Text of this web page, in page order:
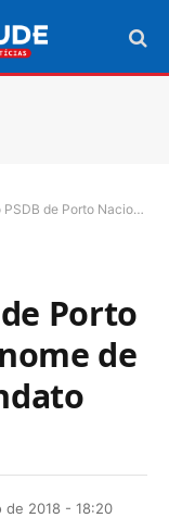
defende nome de Vicentinho no mandato tampão
Porto
de
de 2018 - 18:20